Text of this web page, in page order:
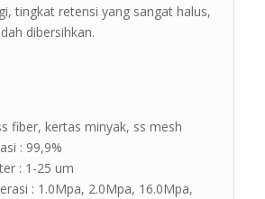
tingkat retensi yang sangat halus,
dibersihkan.
fiber, kertas minyak, ss mesh
: 99,9%
: 1-25 um
: 1.0Mpa, 2.0Mpa, 16.0Mpa,